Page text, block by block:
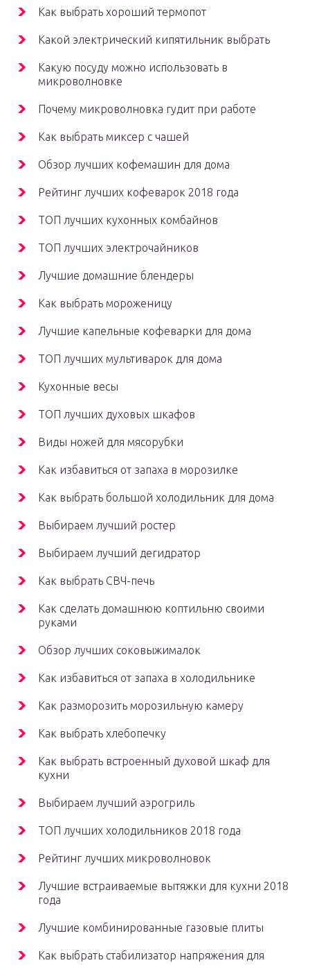
Как выбрать хороший термопот
Какой электрический кипятильник выбрать
Какую посуду можно использовать в
микроволновке
Почему микроволновка гудит при работе
Как выбрать миксер с чашей
Обзор лучших кофемашин для дома
Рейтинг лучших кофеварок 2018 года
ТОП лучших кухонных комбайнов
ТОП лучших электрочайников
Лучшие домашние блендеры
Как выбрать мороженицу
Лучшие капельные кофеварки для дома
ТОП лучших мультиварок для дома
Кухонные весы
ТОП лучших духовых шкафов
Виды ножей для мясорубки
Как избавиться от запаха в морозилке
Как выбрать большой холодильник для дома
Выбираем лучший ростер
Выбираем лучший дегидратор
Как выбрать СВЧ-печь
Как сделать домашнюю коптильню своими
руками
Обзор лучших соковыжималок
Как избавиться от запаха в холодильнике
Как разморозить морозильную камеру
Как выбрать хлебопечку
Как выбрать встроенный духовой шкаф для
кухни
Выбираем лучший аэрогриль
ТОП лучших холодильников 2018 года
Рейтинг лучших микроволновок
Лучшие встраиваемые вытяжки для кухни 2018
года
Лучшие комбинированные газовые плиты
Как выбрать стабилизатор напряжения для